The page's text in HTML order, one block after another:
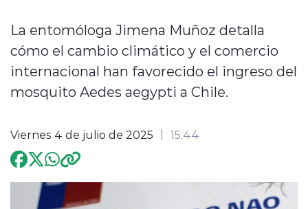
Entrevistas
Programación
La entomóloga Jimena Muñoz detalla
cómo el cambio climático y el comercio
internacional han favorecido el ingreso del
mosquito Aedes aegypti a Chile.
Viernes 4 de julio de 2025 15:44